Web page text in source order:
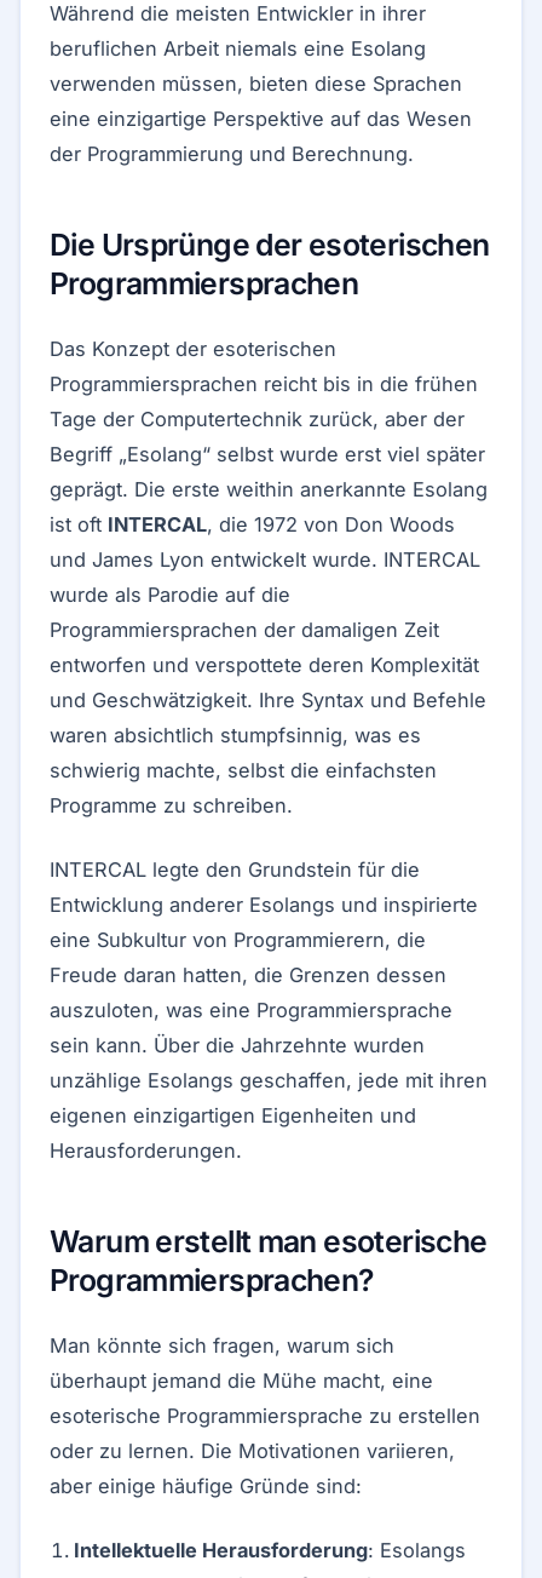
Während die meisten Entwickler in ihrer
beruflichen Arbeit niemals eine Esolang
verwenden müssen, bieten diese Sprachen
eine einzigartige Perspektive auf das Wesen
der Programmierung und Berechnung.
Die Ursprünge der esoterischen
Programmiersprachen
Das Konzept der esoterischen
Programmiersprachen reicht bis in die frühen
Tage der Computertechnik zurück, aber der
Begriff „Esolang“ selbst wurde erst viel später
geprägt. Die erste weithin anerkannte Esolang
ist oft INTERCAL, die 1972 von Don Woods
und James Lyon entwickelt wurde. INTERCAL
wurde als Parodie auf die
Programmiersprachen der damaligen Zeit
entworfen und verspottete deren Komplexität
und Geschwätzigkeit. Ihre Syntax und Befehle
waren absichtlich stumpfsinnig, was es
schwierig machte, selbst die einfachsten
Programme zu schreiben.
INTERCAL legte den Grundstein für die
Entwicklung anderer Esolangs und inspirierte
eine Subkultur von Programmierern, die
Freude daran hatten, die Grenzen dessen
auszuloten, was eine Programmiersprache
sein kann. Über die Jahrzehnte wurden
unzählige Esolangs geschaffen, jede mit ihren
eigenen einzigartigen Eigenheiten und
Herausforderungen.
Warum erstellt man esoterische
Programmiersprachen?
Man könnte sich fragen, warum sich
überhaupt jemand die Mühe macht, eine
esoterische Programmiersprache zu erstellen
oder zu lernen. Die Motivationen variieren,
aber einige häufige Gründe sind:
Intellektuelle Herausforderung: Esolangs